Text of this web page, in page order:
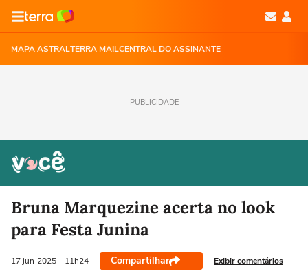
MAPA ASTRALTERRA MAILCENTRAL DO ASSINANTE
PUBLICIDADE
Bruna Marquezine acerta no look
para Festa Junina
17 jun 2025 - 11h24 Compartilhar Exibir comentários